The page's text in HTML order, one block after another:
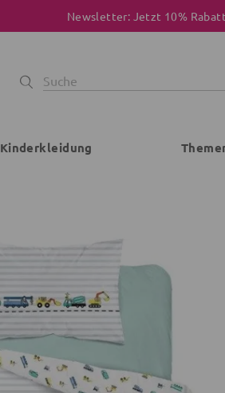
Newsletter: Jetzt 10%
Kinderkleidung